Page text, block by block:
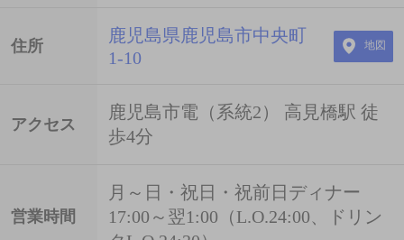
住所
鹿児島県鹿児島市中央町
1-10
地図
アクセス
鹿児島市電（系統2） 高見橋駅 徒
歩4分
営業時間
月～日・祝日・祝前日ディナー
17:00～翌1:00（L.O.24:00、ドリン